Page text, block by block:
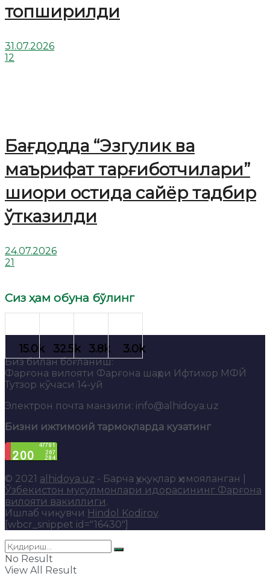
топширилди
31.07.2026
12
Бағдодда “Эзгулик ва
маърифат тарғиботчилари”
шиори остида сайёр тадбир
ўтказилди
24.07.2026
21
Сиз ҳам обуна бўлинг
Биз билан боғланиш:
Фарғона вилояти Фарғона шаҳри Ифтихор МФЙ
Тутзор кўчаси 14-уй
Электрон почта манзили: info@alhidoya.uz
Бизни ижтимоий тармоқларда кузатинг
© 2021 alhidoya.uz - Барча ҳуқуқлар ҳимояланган |
Ўзбекистон мусулмонлари идорасининг Фарғона
вилояти вакиллиги.
Ишлаб чиқувчи Hindol Kodirov.
[wbcr_snippet id="16430"]
No Result
View All Result